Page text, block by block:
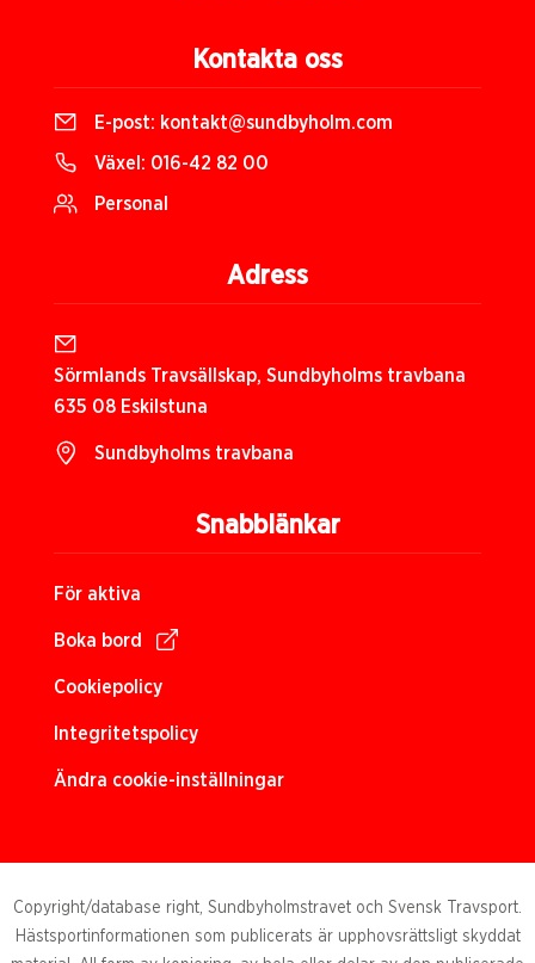
Snabblänkar
För aktiva
Boka bord
Cookiepolicy
Integritetspolicy
Ändra cookie-inställningar
Kontakta oss
E-post: kontakt@sundbyholm.com
Växel: 016-42 82 00
Personal
Adress
Sörmlands Travsällskap, Sundbyholms travbana
635 08 Eskilstuna
Sundbyholms travbana
Copyright/database right, Sundbyholmstravet och Svensk Travsport.
Hästsportinformationen som publicerats är upphovsrättsligt skyddat